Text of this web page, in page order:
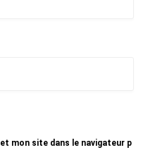
mon site dans le navigateur p